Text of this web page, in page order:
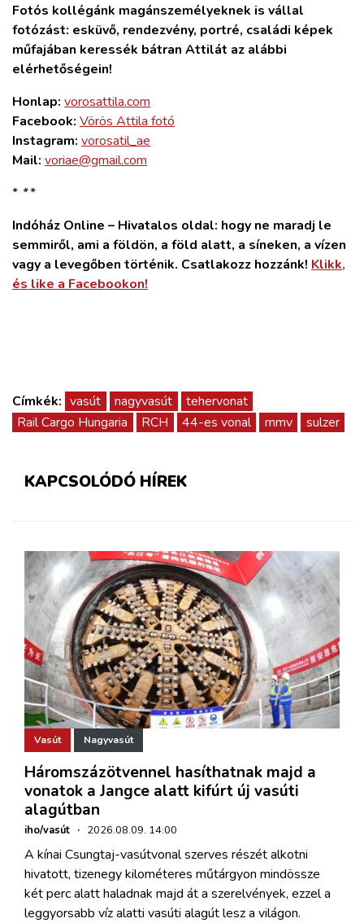
Fotós kollégánk magánszemélyeknek is vállal
fotózást: esküvő, rendezvény, portré, családi képek
műfajában keressék bátran Attilát az alábbi
elérhetőségein!
Honlap: vorosattila.com
Facebook: Vörös Attila fotó
Instagram: vorosatil_ae
Mail: voriae@gmail.com
* **
Indóház Online – Hivatalos oldal: hogy ne maradj le
semmiről, ami a földön, a föld alatt, a síneken, a vízen
vagy a levegőben történik. Csatlakozz hozzánk! Klikk,
és like a Facebookon!
Címkék: vasút nagyvasút
tehervonat
Rail Cargo Hungaria
RCH 44-es vonal mmv sulzer
KAPCSOLÓDÓ HÍREK
Vasút Nagyvasút
Háromszázötvennel hasíthatnak majd a
vonatok a Jangce alatt kifúrt új vasúti
alagútban
iho/vasút · 2026.08.09. 14:00
A kínai Csungtaj-vasútvonal szerves részét alkotni
hivatott, tizenegy kilométeres műtárgyon mindössze
két perc alatt haladnak majd át a szerelvények, ezzel a
leggyorsabb víz alatti vasúti alagút lesz a világon.